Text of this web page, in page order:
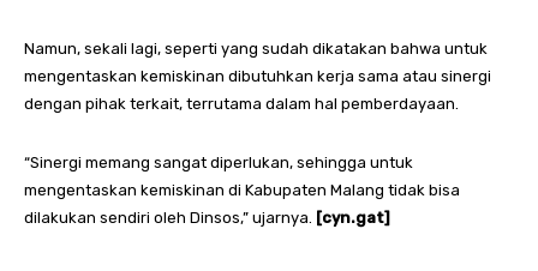
Namun, sekali lagi, seperti yang sudah dikatakan bahwa untuk
mengentaskan kemiskinan dibutuhkan kerja sama atau sinergi
dengan pihak terkait, terrutama dalam hal pemberdayaan.
“Sinergi memang sangat diperlukan, sehingga untuk
mengentaskan kemiskinan di Kabupaten Malang tidak bisa
dilakukan sendiri oleh Dinsos,” ujarnya.
[cyn.gat]